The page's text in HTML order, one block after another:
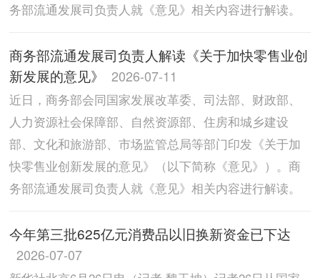
务部流通发展司负责人就《意见》相关内容进行解读。
商务部流通发展司负责人解读《关于加快零售业创
新发展的意见》
2026-07-11
近日，商务部会同国家发展改革委、司法部、财政部、
人力资源社会保障部、自然资源部、住房和城乡建设
部、文化和旅游部、市场监管总局等部门印发《关于加
快零售业创新发展的意见》（以下简称《意见》）。商
务部流通发展司负责人就《意见》相关内容进行解读。
今年第三批625亿元消费品以旧换新资金已下达
2026-07-07